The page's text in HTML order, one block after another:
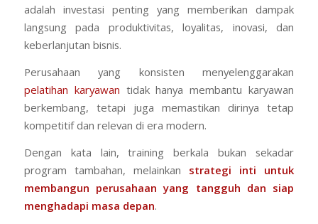
adalah investasi penting yang memberikan dampak
langsung pada produktivitas, loyalitas, inovasi, dan
keberlanjutan bisnis.
Perusahaan yang konsisten menyelenggarakan
pelatihan karyawan tidak hanya membantu karyawan
berkembang, tetapi juga memastikan dirinya tetap
kompetitif dan relevan di era modern.
Dengan kata lain, training berkala bukan sekadar
program tambahan, melainkan strategi inti untuk
membangun perusahaan yang tangguh dan siap
menghadapi masa depan.